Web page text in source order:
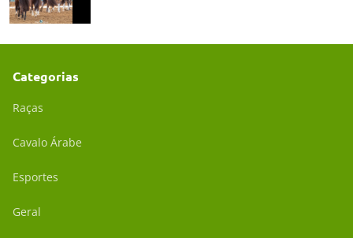
Categorias
Raças
Cavalo Árabe
Esportes
Geral